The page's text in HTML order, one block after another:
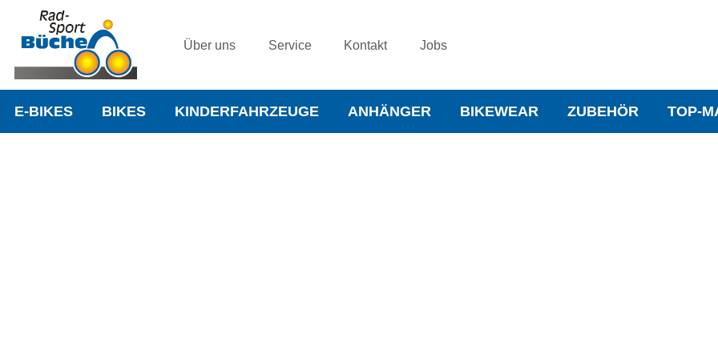
Über uns Service Kontakt Jobs
E-BIKES BIKES KINDERFAHRZEUGE ANHÄNGER BIKEWEAR ZUBEHÖR TOP-